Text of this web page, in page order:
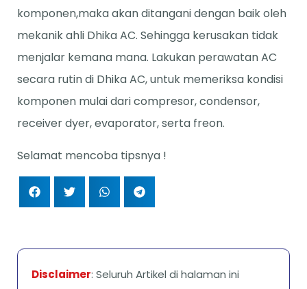
komponen,maka akan ditangani dengan baik oleh
mekanik ahli Dhika AC. Sehingga kerusakan tidak
menjalar kemana mana. Lakukan perawatan AC
secara rutin di Dhika AC, untuk memeriksa kondisi
komponen mulai dari compresor, condensor,
receiver dyer, evaporator, serta freon.
Selamat mencoba tipsnya !
Disclaimer: Seluruh Artikel di halaman ini